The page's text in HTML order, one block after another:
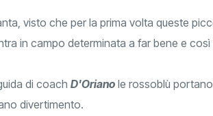
visto che per la prima volta queste
in campo determinata a far bene e così
di coach D'Oriano le rossoblù
divertimento.